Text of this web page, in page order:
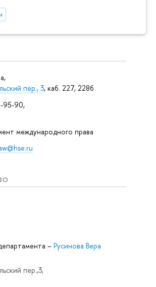
пер., 3, каб. 227, 228б
95-90,
международного права
– Русинова Вера
пер.,3,